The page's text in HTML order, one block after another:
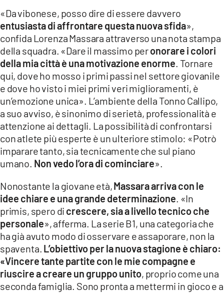
ANDROID
APPLE
«Da vibonese, posso dire di essere davvero
entusiasta di affrontare questa nuova sfida»,
confida Lorenza Massara attraverso una nota stampa
della squadra. «Dare il massimo peronorare i colori
della mia città è una motivazione enorme . Tornare
qui, dove ho mosso i primi passi nel settore giovanile
e dove ho visto i miei primi veri miglioramenti, è
un’emozione unica». L’ambiente della Tonno Callipo,
a suo avviso, è sinonimo di serietà, professionalità e
attenzione ai dettagli. La possibilità di confrontarsi
con atlete più esperte è un ulteriore stimolo: «Potrò
imparare tanto, sia tecnicamente che sul piano
umano. Non vedo l’ora di cominciare».
Nonostante la giovane età,Massara arriva con le
idee chiare e una grande determinazione . «In
primis, spero di crescere, sia a livello tecnico che
personale», afferma. La serie B1, una categoria che
ha già avuto modo di osservare e assaporare, non la
spaventa. L’obiettivo per la nuova stagione è chiaro:
«Vincere tante partite con le mie compagne e
riuscire a creare un gruppo unito, proprio come una
seconda famiglia. Sono pronta a mettermi in gioco e a